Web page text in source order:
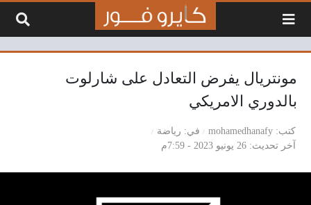
مونتريال يفرض التعادل على شارلوت
بالدوري الامريكي
كتب mohamedhanafy في
رياضة
آخر تحديث 26 يونيو 2023 - 7:59م